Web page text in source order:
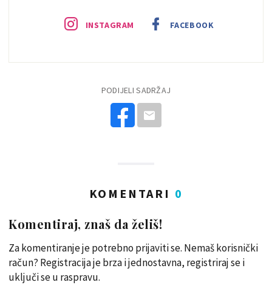
INSTAGRAM FACEBOOK
PODIJELI SADRŽAJ
KOMENTARI 0
Komentiraj, znaš da želiš!
Za komentiranje je potrebno prijaviti se. Nemaš korisnički
račun? Registracija je brza i jednostavna, registriraj se i
uključi se u raspravu.